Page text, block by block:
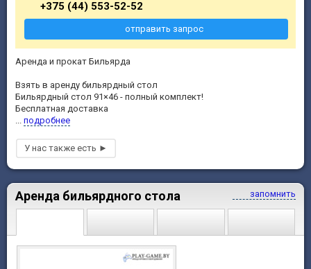
Аренда и прокат Бильярда
Взять в аренду бильярдный стол
Бильярдный стол 91×46 - полный комплект!
Бесплатная доставка
... подробнее
+375 (44) 553-52-52
отправить запрос
запомнить
Аренда бильярдного стола